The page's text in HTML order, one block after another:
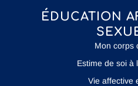
ÉDUCATION
Mon corps
Estime de soi à
Vie affective